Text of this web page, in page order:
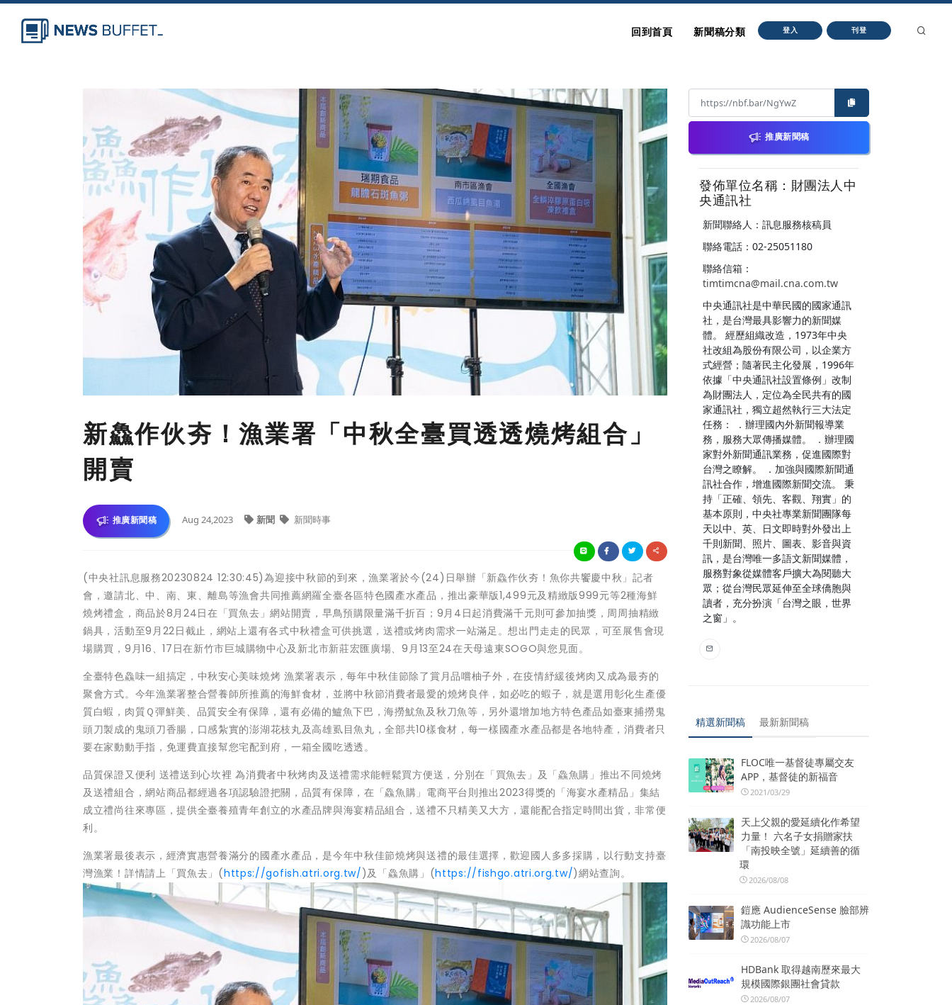
回到首頁 新聞稿分類 登入 刊登
新鱻作伙夯！漁業署「中秋全臺買透透燒烤組合」
開賣
推廣新聞稿 Aug 24,2023 新聞 新聞時事
(中央社訊息服務20230824 12:30:45)為迎接中秋節的到來，漁業署於今(24)日舉辦「新鱻作伙夯！魚你共饗慶中秋」記者
會，邀請北、中、南、東、離島等漁會共同推薦網羅全臺各區特色國產水產品，推出豪華版1,499元及精緻版999元等2種海鮮
燒烤禮盒，商品於8月24日在「買魚去」網站開賣，早鳥預購限量滿千折百；9月4日起消費滿千元則可參加抽獎，周周抽精緻
鍋具，活動至9月22日截止，網站上還有各式中秋禮盒可供挑選，送禮或烤肉需求一站滿足。想出門走走的民眾，可至展售會現
場購買，9月16、17日在新竹市巨城購物中心及新北市新莊宏匯廣場、9月13至24在天母遠東SOGO與您見面。
全臺特色鱻味一組搞定，中秋安心美味燒烤 漁業署表示，每年中秋佳節除了賞月品嚐柚子外，在疫情紓緩後烤肉又成為最夯的
聚會方式。今年漁業署整合營養師所推薦的海鮮食材，並將中秋節消費者最愛的燒烤良伴，如必吃的蝦子，就是選用彰化生產優
質白蝦，肉質Ｑ彈鮮美、品質安全有保障，還有必備的鱸魚下巴，海撈魷魚及秋刀魚等，另外還增加地方特色產品如臺東捕撈鬼
頭刀製成的鬼頭刀香腸，口感紮實的澎湖花枝丸及高雄虱目魚丸，全部共10樣食材，每一樣國產水產品都是各地特產，消費者只
要在家動動手指，免運費直接幫您宅配到府，一箱全國吃透透。
品質保證又便利 送禮送到心坎裡 為消費者中秋烤肉及送禮需求能輕鬆買方便送，分別在「買魚去」及「鱻魚購」推出不同燒烤
及送禮組合，網站商品都經過各項認驗證把關，品質有保障，在「鱻魚購」電商平台則推出2023得獎的「海宴水產精品」集結
成立禮尚往來專區，提供全臺養殖青年創立的水產品牌與海宴精品組合，送禮不只精美又大方，還能配合指定時間出貨，非常便
利。
漁業署最後表示，經濟實惠營養滿分的國產水產品，是今年中秋佳節燒烤與送禮的最佳選擇，歡迎國人多多採購，以行動支持臺
灣漁業！詳情請上「買魚去」(https://gofish.atri.org.tw/)及「鱻魚購」(https://fishgo.atri.org.tw/)網站查詢。
推廣新聞稿
發佈單位名稱：財團法人中
央通訊社
新聞聯絡人：訊息服務核稿員
聯絡電話：02-25051180
聯絡信箱：
timtimcna@mail.cna.com.tw
中央通訊社是中華民國的國家通訊
社，是台灣最具影響力的新聞媒
體。 經歷組織改造，1973年中央
社改組為股份有限公司，以企業方
式經營；隨著民主化發展，1996年
依據「中央通訊社設置條例」改制
為財團法人，定位為全民共有的國
家通訊社，獨立超然執行三大法定
任務： ．辦理國內外新聞報導業
務，服務大眾傳播媒體。 ．辦理國
家對外新聞通訊業務，促進國際對
台灣之瞭解。 ．加強與國際新聞通
訊社合作，增進國際新聞交流。 秉
持「正確、領先、客觀、翔實」的
基本原則，中央社專業新聞團隊每
天以中、英、日文即時對外發出上
千則新聞、照片、圖表、影音與資
訊，是台灣唯一多語文新聞媒體，
服務對象從媒體客戶擴大為閱聽大
眾；從台灣民眾延伸至全球僑胞與
讀者，充分扮演「台灣之眼，世界
之窗」。
精選新聞稿 最新新聞稿
FLOC唯一基督徒專屬交友
APP，基督徒的新福音
2021/03/29
天上父親的愛延續化作希望
力量！ 六名子女捐贈家扶
「南投映全號」延續善的循
環
2026/08/08
鎧應 AudienceSense 臉部辨
識功能上市
2026/08/07
HDBank 取得越南歷來最大
規模國際銀團社會貸款
2026/08/07